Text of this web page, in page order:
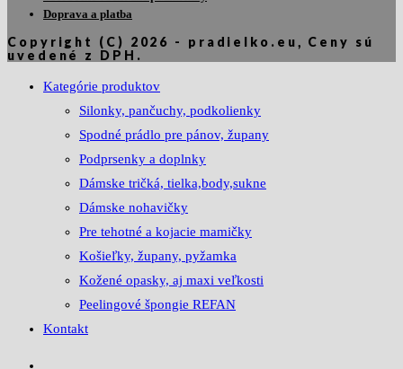
Doprava a platba
Copyright (C) 2026 - pradielko.eu, Ceny sú
uvedené z DPH.
Kategórie produktov
Silonky, pančuchy, podkolienky
Spodné prádlo pre pánov, župany
Podprsenky a doplnky
Dámske tričká, tielka,body,sukne
Dámske nohavičky
Pre tehotné a kojacie mamičky
Košieľky, župany, pyžamka
Kožené opasky, aj maxi veľkosti
Peelingové špongie REFAN
Kontakt